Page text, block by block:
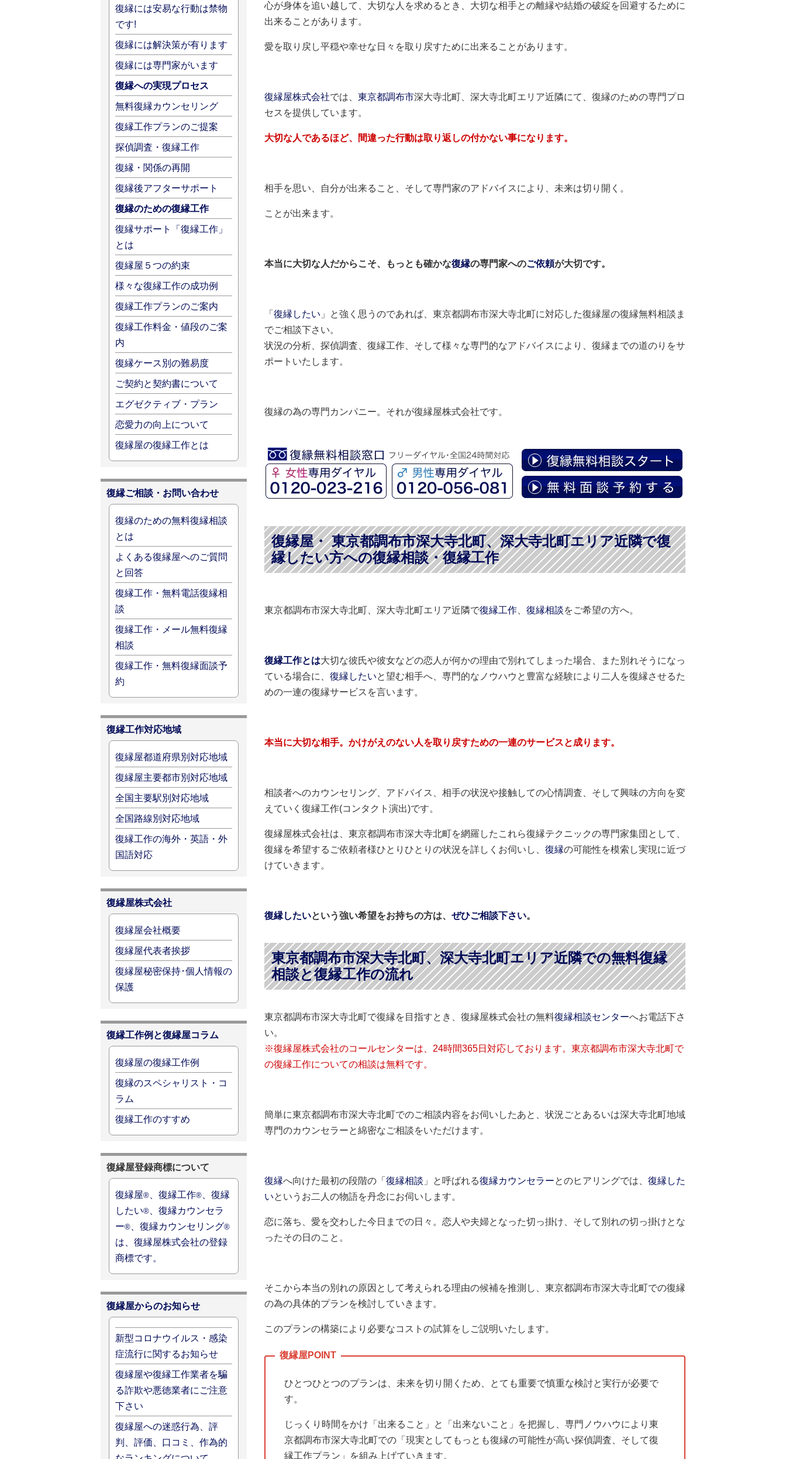
心が身体を追い越して、大切な人を求めるとき、大切な相手との離縁や結婚の破綻を回避するために
出来ることがあります。
愛を取り戻し平穏や幸せな日々を取り戻すために出来ることがあります。
復縁屋株式会社では、 東京都調布市深大寺北町、深大寺北町エリア近隣にて、復縁のための専門プロ
セスを提供しています。
大切な人であるほど、間違った行動は取り返しの付かない事になります。
相手を思い、自分が出来ること、そして専門家のアドバイスにより、未来は切り開く。
ことが出来ます。
本当に大切な人だからこそ、もっとも確かな復縁の専門家へのご依頼が大切です。
「 復縁したい 」と強く思うのであれば、東京都調布市深大寺北町に対応した復縁屋の復縁無料相談ま
でご相談下さい。
状況の分析、探偵調査、復縁工作、そして様々な専門的なアドバイスにより、復縁までの道のりをサ
ポートいたします。
復縁の為の専門カンパニー。それが復縁屋株式会社です。
復縁屋・ 東京都調布市深大寺北町、深大寺北町エリア近隣で復
縁したい方への復縁相談・復縁工作
東京都調布市深大寺北町、深大寺北町エリア近隣で復縁工作 復縁相談をご希望の方へ。
復縁工作とは大切な彼氏や彼女などの恋人が何かの理由で別れてしまった場合、また別れそうになっ
ている場合に、 復縁したいと望む相手へ、専門的なノウハウと豊富な経験により二人を復縁させるた
めの一連の復縁サービスを言います。
本当に大切な相手。かけがえのない人を取り戻すための一連のサービスと成ります。
相談者へのカウンセリング、アドバイス、相手の状況や接触しての心情調査、そして興味の方向を変
えていく復縁工作(コンタクト演出)です。
復縁屋株式会社は、東京都調布市深大寺北町を網羅したこれら復縁テクニックの専門家集団として、
復縁を希望するご依頼者様ひとりひとりの状況を詳しくお伺いし、 復縁の可能性を模索し実現に近づ
けていきます。
復縁したいという強い希望をお持ちの方は、 ぜひご相談下さい。
東京都調布市深大寺北町、深大寺北町エリア近隣での無料復縁
相談と復縁工作の流れ
東京都調布市深大寺北町で復縁を目指すとき、復縁屋株式会社の無料復縁相談センターへお電話下さ
い。
※復縁屋株式会社のコールセンターは、24時間365日対応しております。東京都調布市深大寺北町で
の復縁工作についての相談は無料です。
簡単に東京都調布市深大寺北町でのご相談内容をお伺いしたあと、状況ごとあるいは深大寺北町地域
専門のカウンセラーと綿密なご相談をいただけます。
復縁へ向けた最初の段階の「 復縁相談 」と呼ばれる復縁カウンセラーとのヒアリングでは、 復縁した
いというお二人の物語を丹念にお伺いします。
恋に落ち、愛を交わした今日までの日々。恋人や夫婦となった切っ掛け、そして別れの切っ掛けとな
ったその日のこと。
そこから本当の別れの原因として考えられる理由の候補を推測し、東京都調布市深大寺北町での復縁
の為の具体的プランを検討していきます。
このプランの構築により必要なコストの試算をしご説明いたします。
ひとつひとつのプランは、未来を切り開くため、とても重要で慎重な検討と実行が必要で
す。
じっくり時間をかけ「出来ること」と「出来ないこと」を把握し、専門ノウハウにより東
京都調布市深大寺北町での「現実としてもっとも復縁の可能性が高い探偵調査、そして復
縁工作プラン」を組み上げていきます。
復縁には安易な行動は禁物
です!
復縁には解決策が有ります
復縁には専門家がいます
復縁への実現プロセス
無料復縁カウンセリング
復縁工作プランのご提案
探偵調査・復縁工作
復縁・関係の再開
復縁後アフターサポート
復縁のための復縁工作
復縁サポート「復縁工作」
とは
復縁屋５つの約束
様々な復縁工作の成功例
復縁工作プランのご案内
復縁工作料金・値段のご案
内
復縁ケース別の難易度
ご契約と契約書について
エグゼクティブ・プラン
恋愛力の向上について
復縁屋の復縁工作とは
復縁ご相談・お問い合わせ
復縁のための無料復縁相談
とは
よくある復縁屋へのご質問
と回答
復縁工作・無料電話復縁相
談
復縁工作・メール無料復縁
相談
復縁工作・無料復縁面談予
約
復縁工作対応地域
復縁屋都道府県別対応地域
復縁屋主要都市別対応地域
全国主要駅別対応地域
全国路線別対応地域
復縁工作の海外・英語・外
国語対応
復縁屋株式会社
復縁屋会社概要
復縁屋代表者挨拶
復縁屋秘密保持･個人情報の
保護
復縁工作例と復縁屋コラム
復縁屋の復縁工作例
復縁のスペシャリスト・コ
ラム
復縁工作のすすめ
復縁屋登録商標について
復縁屋® 、復縁工作® 、復縁
したい® 、復縁カウンセラ
ー® 、復縁カウンセリング®
は、復縁屋株式会社の登録
商標です。
復縁屋からのお知らせ
新型コロナウイルス・感染
症流行に関するお知らせ
復縁屋や復縁工作業者を騙
る詐欺や悪徳業者にご注意
下さい
復縁屋への迷惑行為、評
判、評価、口コミ、作為的